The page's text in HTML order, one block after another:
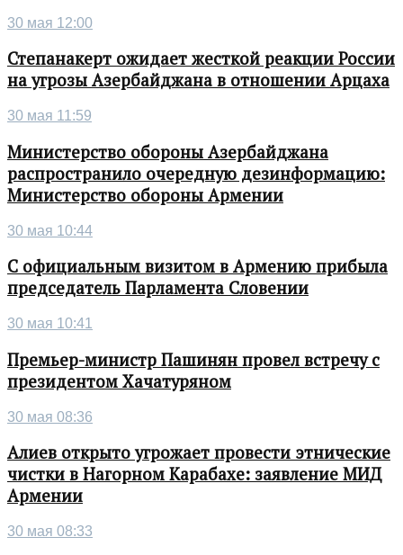
30 мая 12:00
Степанакерт ожидает жесткой реакции России
на угрозы Азербайджана в отношении Арцаха
30 мая 11:59
Министерство обороны Азербайджана
распространило очередную дезинформацию:
Министерство обороны Армении
30 мая 10:44
С официальным визитом в Армению прибыла
председатель Парламента Словении
30 мая 10:41
Премьер-министр Пашинян провел встречу с
президентом Хачатуряном
30 мая 08:36
Алиев открыто угрожает провести этнические
чистки в Нагорном Карабахе: заявление МИД
Армении
30 мая 08:33